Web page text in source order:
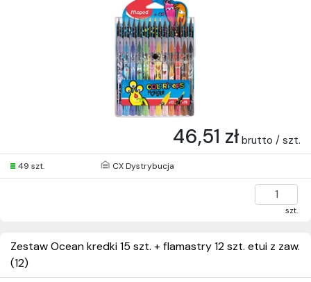
46,51 zł brutto / szt.
49 szt. CX Dystrybucja
szt.
Zestaw Ocean kredki 15 szt. + flamastry 12 szt. etui z zaw.
(12)